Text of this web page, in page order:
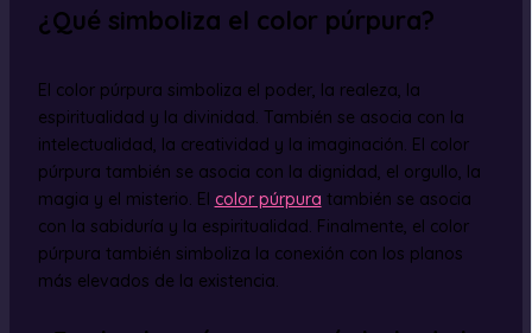
¿Qué simboliza el color púrpura?
El color púrpura simboliza el poder, la realeza, la
espiritualidad y la divinidad. También se asocia con la
intelectualidad, la creatividad y la imaginación. El color
púrpura también se asocia con la dignidad, el orgullo, la
magia y el misterio. El color púrpura también se asocia
con la sabiduría y la espiritualidad. Finalmente, el color
púrpura también simboliza la conexión con los planos
más elevados de la existencia.